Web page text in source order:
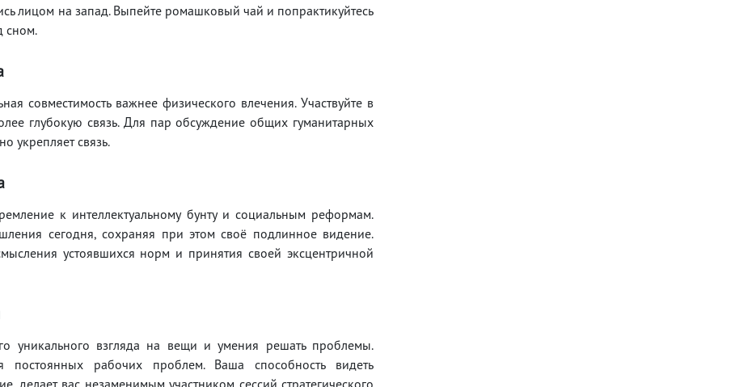
лицом на запад. Выпейте ромашковый чай и попрактикуйтесь
сном.
совместимость важнее физического влечения. Участвуйте в
глубокую связь. Для пар обсуждение общих гуманитарных
укрепляет связь.
к интеллектуальному бунту и социальным реформам.
сегодня, сохраняя при этом своё подлинное видение.
устоявшихся норм и принятия своей эксцентричной
уникального взгляда на вещи и умения решать проблемы.
постоянных рабочих проблем. Ваша способность видеть
делает вас незаменимым участником сессий стратегического